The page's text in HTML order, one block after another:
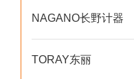
NAGANO长野计器
TORAY东丽